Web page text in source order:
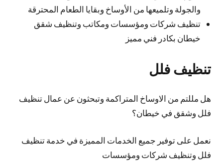
والجولة وتلميعها من الأوساخ وبقايا الطعام المحترقة
تنظيف شركات ومؤسسات ومكاتب وتنظيف شقق
خيطان بكادر فني مميز
تنظيف فلل
هل مللتم من الاوساخ المتراكمة وتبحثون عن عمال تنظيف
فلل وشقق في خيطان؟
نعمل على توفير جميع الخدمات المميزة في خدمة تنظيف
فلل وتنظيف شركات ومؤسسات